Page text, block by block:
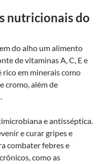
nutricionais do
do alho um alimento
de vitaminas A, C, E e
rico em minerais como
cromo, além de
e antisséptica.
e curar gripes e
combater febres e
como as